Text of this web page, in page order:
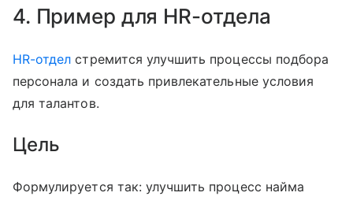
4. Пример для HR-отдела
HR-отдел стремится улучшить процессы подбора
персонала и создать привлекательные условия
для талантов.
Цель
Формулируется так: улучшить процесс найма